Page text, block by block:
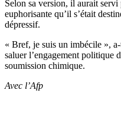
Selon sa version, il aurait
euphorisante qu’il s’était
dépressif.
« Bref, je suis un imbécile »,
saluer l’engagement politique
soumission chimique.
Avec l’Afp